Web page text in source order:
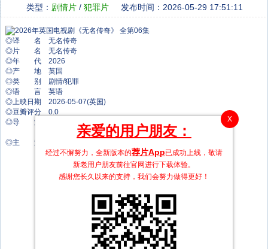
类型： 剧情片 / 犯罪片 发布时间：2026-05-29 17:51:11
◎译 名 无名传奇
◎片 名 无名传奇
◎年 代 2026
◎产 地 英国
◎类 别 剧情/犯罪
◎语 言 英语
◎上映日期 2026-05-07(英国)
◎豆瓣评分 0.0
◎导 演 布拉迪·胡德
朱利安·霍姆斯
◎主 演 汤姆·克里斯蒂安
Alex Mason
杰米·麦克拉克伦
斯蒂芬·阿格纽
劳拉·盖斯特
通恰伊·古奈什
帕丽丝·本杰明
穆拉特·埃尔克克
X
亲爱的用户朋友：
经过不懈努力，全新版本的荐片App已成功上线，敬请
新老用户朋友前往官网进行下载体验。
感谢您长久以来的支持，我们会努力做得更好！